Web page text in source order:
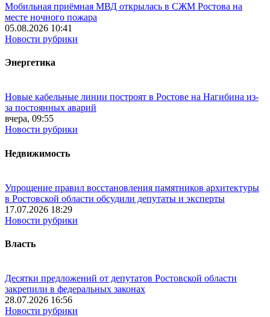
Мобильная приёмная МВД открылась в СЖМ Ростова на
месте ночного пожара
05.08.2026 10:41
Новости рубрики
Энергетика
Новые кабельные линии построят в Ростове на Нагибина из-
за постоянных аварий
вчера, 09:55
Новости рубрики
Недвижимость
Упрощение правил восстановления памятников архитектуры
в Ростовской области обсудили депутаты и эксперты
17.07.2026 18:29
Новости рубрики
Власть
Десятки предложений от депутатов Ростовской области
закрепили в федеральных законах
28.07.2026 16:56
Новости рубрики